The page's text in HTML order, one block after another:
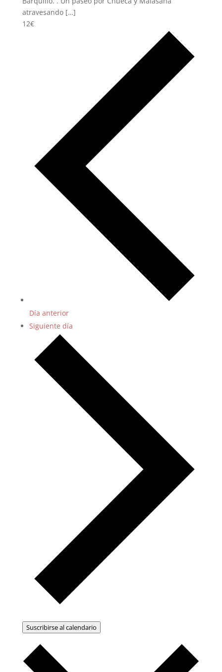
atravesando […]
12€
Día anterior
Siguiente día
Suscribirse al calendario